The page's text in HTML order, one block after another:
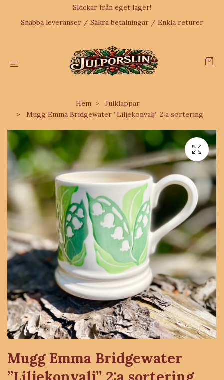
Skickar från eget lager!
Snabba leveranser / Säkra betalningar / Enkla returer
Hem
Julklappar
Mugg Emma Bridgewater ”Liljekonvalj” 2:a sortering
Mugg Emma Bridgewater